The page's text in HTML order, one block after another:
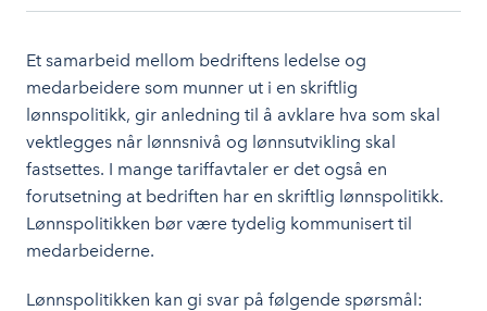
Et samarbeid mellom bedriftens ledelse og
medarbeidere som munner ut i en skriftlig
lønnspolitikk, gir anledning til å avklare hva som skal
vektlegges når lønnsnivå og lønnsutvikling skal
fastsettes. I mange tariffavtaler er det også en
forutsetning at bedriften har en skriftlig lønnspolitikk.
Lønnspolitikken bør være tydelig kommunisert til
medarbeiderne.
Lønnspolitikken kan gi svar på følgende spørsmål: